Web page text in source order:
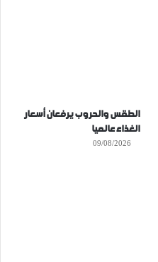
الطقس والحروب يرفعان أسعار
الغذاء عالميا
09/08/2026